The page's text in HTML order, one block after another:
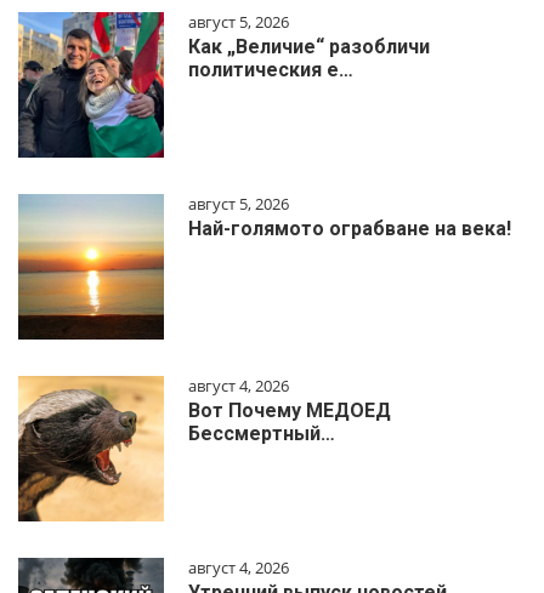
август 5, 2026
Как „Величие“ разобличи
политическия е…
август 5, 2026
Най-голямото ограбване на века!
август 4, 2026
Вот Почему МЕДОЕД
Бессмертный…
август 4, 2026